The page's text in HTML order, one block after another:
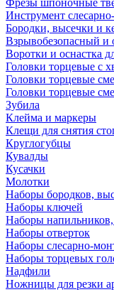
Фрезы шпоночные
Инструмент
Бородки, высечки и
Взрывобезопасный и
Воротки и оснаcтка
Головки торцевые с
Головки торцевые
Головки торцевые
Зубила
Клейма и маркеры
Клещи для снятия
Круглогубцы
Кувалды
Кусачки
Молотки
Наборы бородков,
Наборы ключей
Наборы
Наборы отверток
Наборы слесарно-
Наборы торцевых
Надфили
Ножницы для резки